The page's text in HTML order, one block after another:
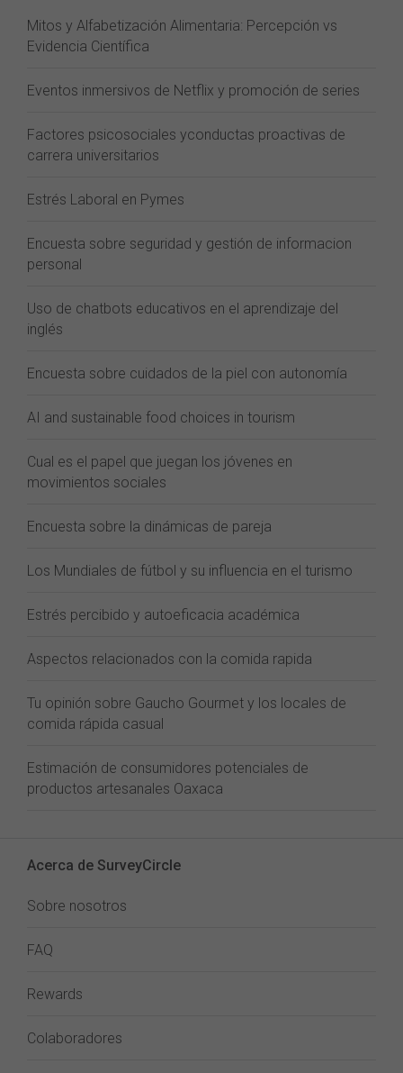
Mitos y Alfabetización Alimentaria: Percepción vs
Evidencia Científica
Eventos inmersivos de Netflix y promoción de series
Factores psicosociales yconductas proactivas de
carrera universitarios
Estrés Laboral en Pymes
Encuesta sobre seguridad y gestión de informacion
personal
Uso de chatbots educativos en el aprendizaje del
inglés
Encuesta sobre cuidados de la piel con autonomía
AI and sustainable food choices in tourism
Cual es el papel que juegan los jóvenes en
movimientos sociales
Encuesta sobre la dinámicas de pareja
Los Mundiales de fútbol y su influencia en el turismo
Estrés percibido y autoeficacia académica
Aspectos relacionados con la comida rapida
Tu opinión sobre Gaucho Gourmet y los locales de
comida rápida casual
Estimación de consumidores potenciales de
productos artesanales Oaxaca
Acerca de SurveyCircle
Sobre nosotros
FAQ
Rewards
Colaboradores